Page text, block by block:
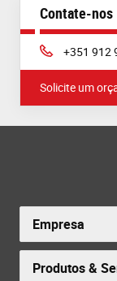
Contate-nos
Phone:
+351 912
Solicite um
Empresa
Produtos &